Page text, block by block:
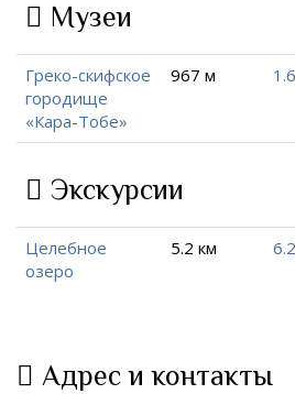
Музеи
Греко-скифское
городище
«Кара-Тобе»
967 м
Экскурсии
Целебное
озеро
5.2 км
Адрес и контакты